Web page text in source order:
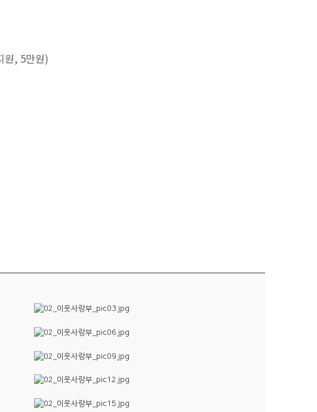
원, 5만원)